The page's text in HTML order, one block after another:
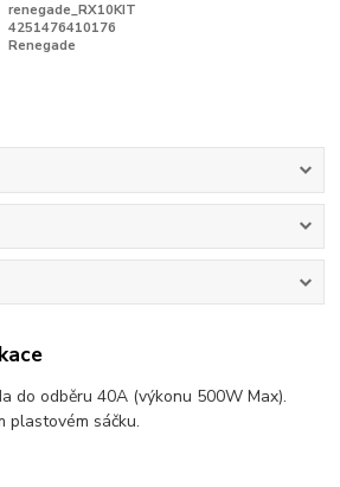
renegade_RX10KIT
4251476410176
Renegade
do odběru 40A (výkonu 500W Max).
plastovém sáčku.